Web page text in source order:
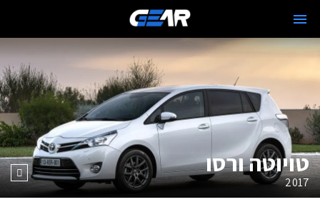
טויוטה ורסו
2017